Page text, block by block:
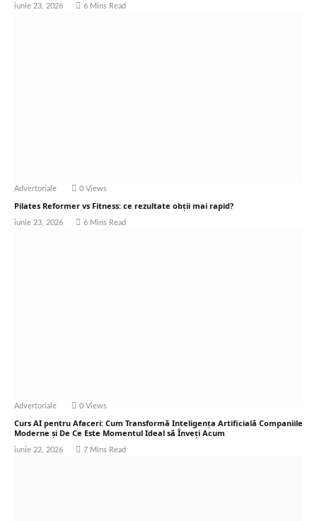
iunie 23, 2026 6 Mins Read
Advertoriale 0 Views
Pilates Reformer vs Fitness: ce rezultate obții mai rapid?
iunie 23, 2026 6 Mins Read
Advertoriale 0 Views
Curs AI pentru Afaceri: Cum Transformă Inteligența Artificială Companiile
Moderne și De Ce Este Momentul Ideal să Înveți Acum
iunie 22, 2026 7 Mins Read